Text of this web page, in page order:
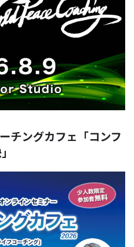
チングカフェ「コンフ